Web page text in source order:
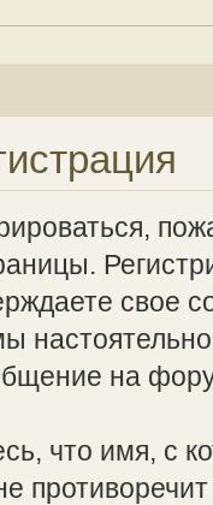
свое
на
что имя, с